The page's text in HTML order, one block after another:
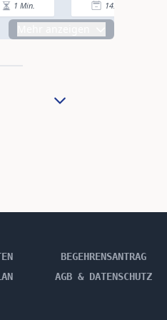
1 Min. 14.04.25
BEGEHRENSANTRAG
AGB & DATENSCHUTZ